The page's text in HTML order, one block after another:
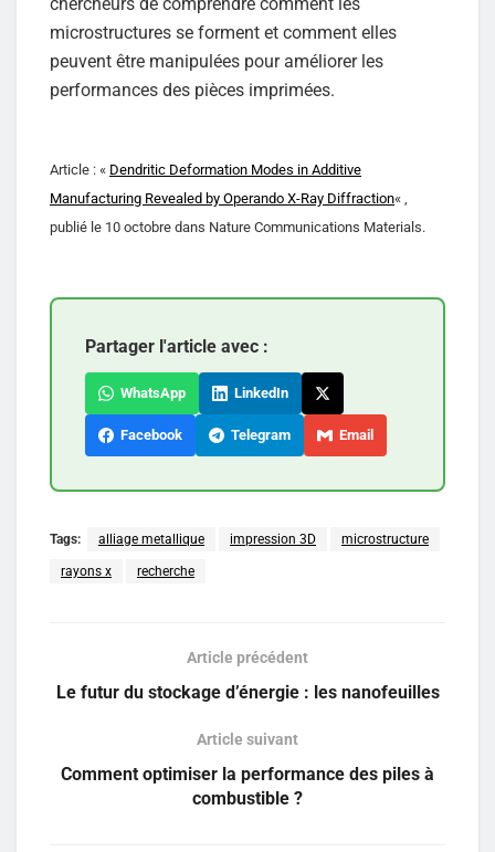
microstructures se forment et comment elles
peuvent être manipulées pour améliorer les
performances des pièces imprimées.
Article : « Dendritic Deformation Modes in Additive
Manufacturing Revealed by Operando X-Ray Diffraction« ,
publié le 10 octobre dans Nature Communications Materials.
Partager l'article avec :
WhatsApp LinkedIn
Facebook Telegram Email
Tags: alliage metallique impression 3D microstructure
rayons x recherche
Article précédent
Le futur du stockage d’énergie : les nanofeuilles
Article suivant
Comment optimiser la performance des piles à
combustible ?